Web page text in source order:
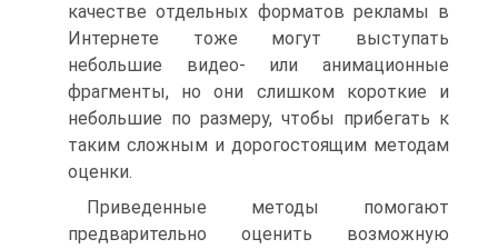
качестве отдельных форматов рекламы в
Интернете тоже могут выступать
небольшие видео- или анимационные
фрагменты, но они слишком короткие и
небольшие по размеру, чтобы прибегать к
таким сложным и дорогостоящим методам
оценки.
Приведенные методы помогают
предварительно оценить возможную